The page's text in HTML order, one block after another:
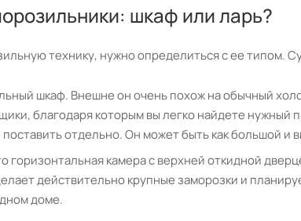
шкаф или ларь?
технику, нужно определиться с ее типом.
шкаф. Внешне он очень похож на обычный
благодаря которым вы легко найдете нужный
отдельно. Он может быть как большой и
горизонтальная камера с верхней откидной
действительно крупные заморозки и
доме.